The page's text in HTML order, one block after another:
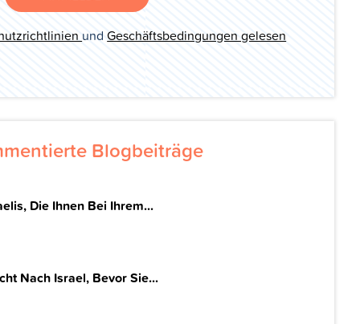
undGeschäftsbedingungen gelesen
Blogbeiträge
Die Ihnen Bei Ihrem...
Nach Israel, Bevor Sie...